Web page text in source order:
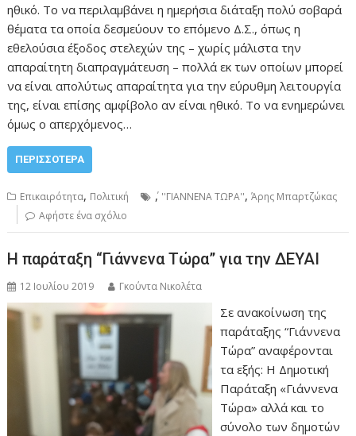
ηθικό. Το να περιλαμβάνει η ημερήσια διάταξη πολύ σοβαρά
θέματα τα οποία δεσμεύουν το επόμενο Δ.Σ., όπως η
εθελούσια έξοδος στελεχών της – χωρίς μάλιστα την
απαραίτητη διαπραγμάτευση – πολλά εκ των οποίων μπορεί
να είναι απολύτως απαραίτητα για την εύρυθμη λειτουργία
της, είναι επίσης αμφίβολο αν είναι ηθικό. Το να ενημερώνει
όμως ο απερχόμενος…
ΠΕΡΙΣΣΌΤΕΡΑ
Επικαιρότητα, Πολιτική , ''ΓΙΑΝΝΕΝΑ ΤΩΡΑ'',Άρης Μπαρτζώκας
Αφήστε ένα σχόλιο
Η παράταξη “Γιάννενα Τώρα” για την ΔΕΥΑΙ
12 Ιουλίου 2019 Γκούντα Νικολέτα
Σε ανακοίνωση της
παράταξης “Γιάννενα
Τώρα” αναφέρονται
τα εξής: Η Δημοτική
Παράταξη «Γιάννενα
Τώρα» αλλά και το
σύνολο των δημοτών